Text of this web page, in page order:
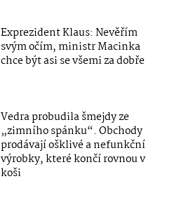
Exprezident Klaus: Nevěřím
svým očím, ministr Macinka
chce být asi se všemi za dobře
Vedra probudila šmejdy ze
„zimního spánku“. Obchody
prodávají ošklivé a nefunkční
výrobky, které končí rovnou v
koši